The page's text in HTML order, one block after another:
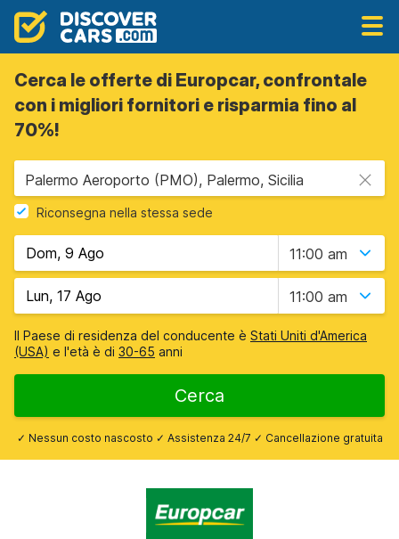
Cerca le offerte di Europcar, confrontale
con i migliori fornitori e risparmia fino al
70%!
Palermo Aeroporto (PMO), Palermo, Sicilia
Riconsegna nella stessa sede
11:00 am
11:00 am
Il Paese di residenza del conducente è Stati Uniti d'America
(USA) e l'età è di 30-65 anni
Cerca
✓ Nessun costo nascosto ✓ Assistenza 24/7 ✓ Cancellazione gratuita